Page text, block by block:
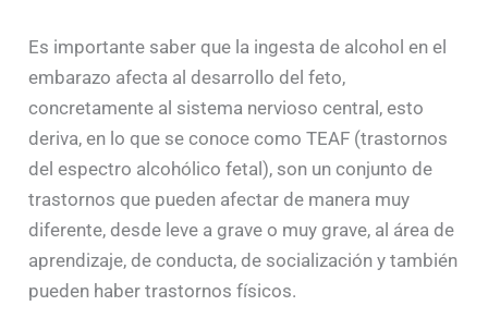
Es importante saber que la ingesta de alcohol en el
embarazo afecta al desarrollo del feto,
concretamente al sistema nervioso central, esto
deriva, en lo que se conoce como TEAF (trastornos
del espectro alcohólico fetal), son un conjunto de
trastornos que pueden afectar de manera muy
diferente, desde leve a grave o muy grave, al área de
aprendizaje, de conducta, de socialización y también
pueden haber trastornos físicos.